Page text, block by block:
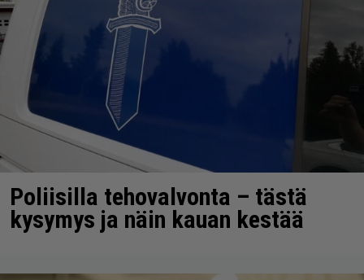
Poliisilla tehovalvonta – tästä
kysymys ja näin kauan kestää